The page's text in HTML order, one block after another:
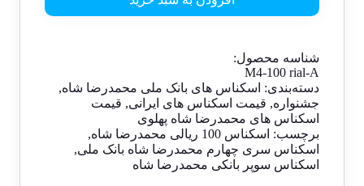
شناسه محصول:
M4-100 rial-A
دسته‌بندی: اسکناس های بانک ملی محمدرضا شاه,
جشنواره, قیمت اسکناس های ایرانی, قیمت
اسکناس های محمدرضا شاه پهلوی
برچسب: اسکناس 100 ریالی محمدرضا شاه
,
اسکناس سری چهارم محمدرضا شاه بانک ملی,
اسکناس سوپر بانکی محمدرضا شاه